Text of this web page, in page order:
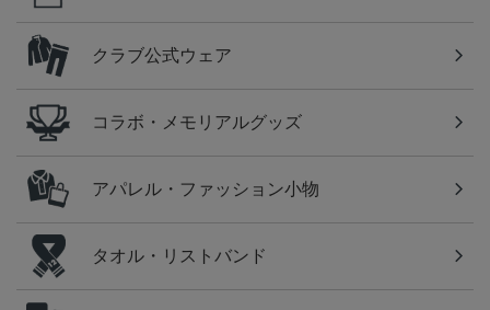
クラブ公式ウェア
コラボ・メモリアルグッズ
アパレル・ファッション小物
タオル・リストバンド